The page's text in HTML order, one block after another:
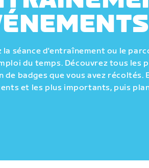
la séance d'entraînement ou le
du temps. Découvrez tous les
de badges que vous avez récoltés.
et les plus importants, puis